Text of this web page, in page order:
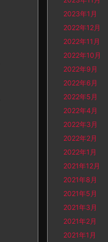
2023年1月
2022年12月
2022年11月
2022年10月
2022年9月
2022年6月
2022年5月
2022年4月
2022年3月
2022年2月
2022年1月
2021年12月
2021年8月
2021年5月
2021年3月
2021年2月
2021年1月